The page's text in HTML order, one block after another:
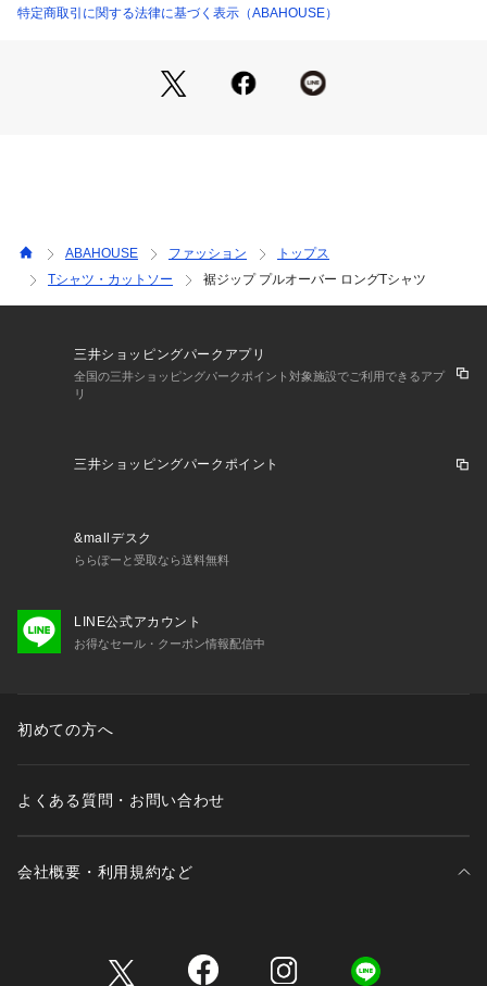
ホワイト モデル：H185 B83 W70 H85 着用サイズ：48
特定商取引に関する法律に基づく表示（ABAHOUSE）
ABAHOUSE ファッション
トップス
Tシャツ・カットソー
裾ジップ プルオーバー ロングTシャツ
三井ショッピングパークアプリ
全国の三井ショッピングパークポイント対象施設でご利用できるアプ
リ
三井ショッピングパークポイント
&mallデスク
ららぽーと受取なら送料無料
LINE公式アカウント
お得なセール・クーポン情報配信中
初めての方へ
よくある質問・お問い合わせ
会社概要・利用規約など